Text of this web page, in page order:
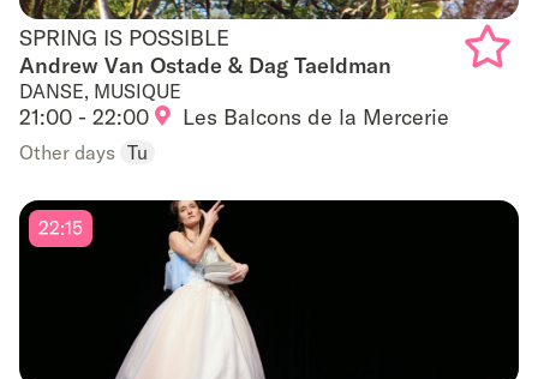
SPRING IS POSSIBLE
SPRING IS POSSIBLE
Andrew Van Ostade & Dag Taeldman
DANSE, MUSIQUE
21:00 - 22:00 Les Balcons de la Mercerie
Other days Tu
22:15